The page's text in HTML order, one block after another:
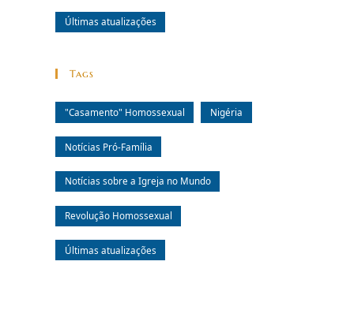
Últimas atualizações
Tags
"Casamento" Homossexual Nigéria
Notícias Pró-Família
Notícias sobre a Igreja no Mundo
Revolução Homossexual
Últimas atualizações